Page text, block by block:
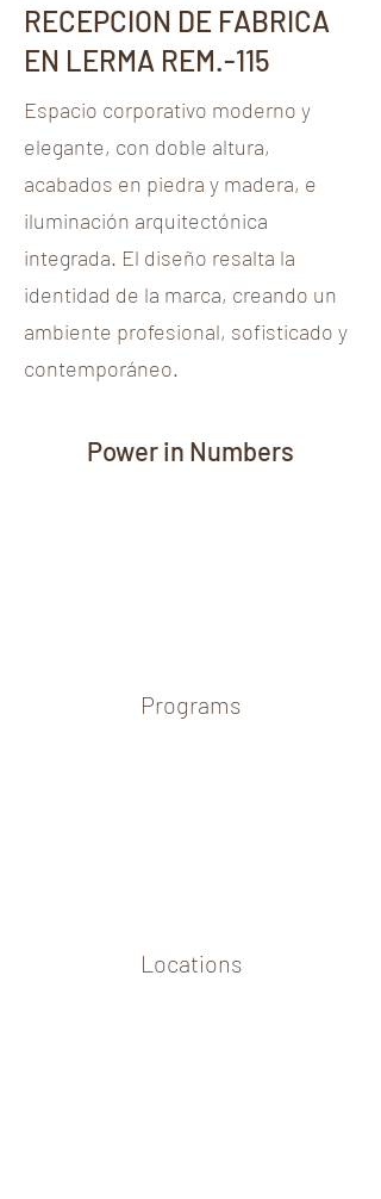
RECEPCION DE FABRICA
EN LERMA REM.-115
Espacio corporativo moderno y
elegante, con doble altura,
acabados en piedra y madera, e
iluminación arquitectónica
integrada. El diseño resalta la
identidad de la marca, creando un
ambiente profesional, sofisticado y
contemporáneo.
Power in Numbers
Programs
Locations